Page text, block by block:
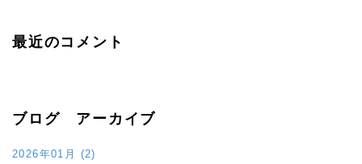
最近のコメント
ブログ アーカイブ
2026年01月 (2)